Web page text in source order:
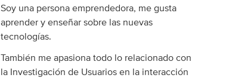
Soy una persona emprendedora, me gusta
aprender y enseñar sobre las nuevas
tecnologías.
También me apasiona todo lo relacionado con
la Investigación de Usuarios en la interacción